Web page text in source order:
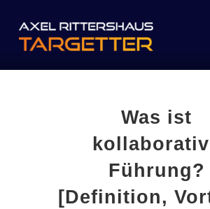
Was ist
Führung?
[Definition,